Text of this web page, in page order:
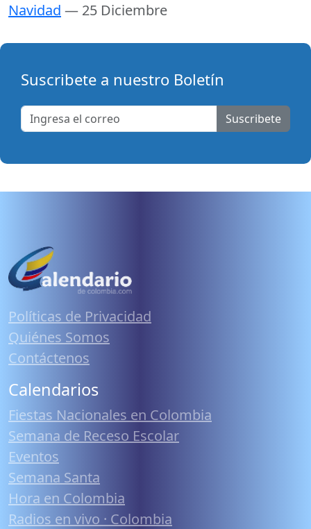
Navidad — 25 Diciembre
Suscribete a nuestro Boletín
Suscribete
Políticas de Privacidad
Quiénes Somos
Contáctenos
Calendarios
Fiestas Nacionales en Colombia
Semana de Receso Escolar
Eventos
Semana Santa
Hora en Colombia
Radios en vivo · Colombia